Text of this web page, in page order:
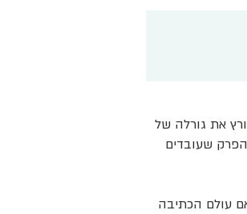
את גורלה של
שעובדים
עולם הכתיבה